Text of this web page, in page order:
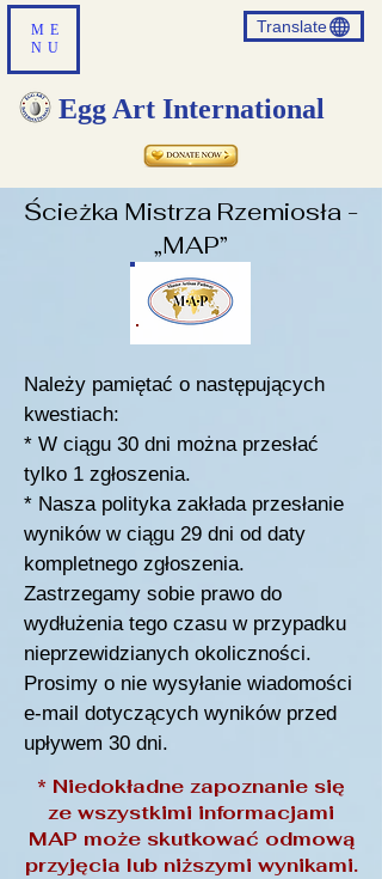
ME
NU
Translate
Egg Art International
Ścieżka Mistrza Rzemiosła -
„MAP”
Należy pamiętać o następujących
kwestiach:
* W ciągu 30 dni można przesłać
tylko 1 zgłoszenia.
* Nasza polityka zakłada przesłanie
wyników w ciągu 29 dni od daty
kompletnego zgłoszenia.
Zastrzegamy sobie prawo do
wydłużenia tego czasu w przypadku
nieprzewidzianych okoliczności.
Prosimy o nie wysyłanie wiadomości
e-mail dotyczących wyników przed
upływem 30 dni.
* Niedokładne zapoznanie się
ze wszystkimi informacjami
MAP może skutkować odmową
przyjęcia lub niższymi wynikami.